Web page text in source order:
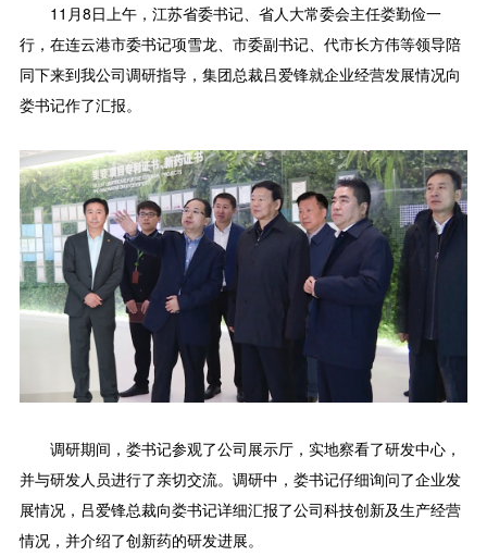
11月8日上午，江苏省委书记、省人大常委会主任娄勤俭一
行，在连云港市委书记项雪龙、市委副书记、代市长方伟等领导陪
同下来到我公司调研指导，集团总裁吕爱锋就企业经营发展情况向
娄书记作了汇报。
调研期间，娄书记参观了公司展示厅，实地察看了研发中心，
并与研发人员进行了亲切交流。调研中，娄书记仔细询问了企业发
展情况，吕爱锋总裁向娄书记详细汇报了公司科技创新及生产经营
情况，并介绍了创新药的研发进展。